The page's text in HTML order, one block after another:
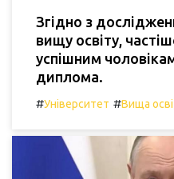
Згідно з
вищу освіту,
успішним
диплома.
#Університет #Вища